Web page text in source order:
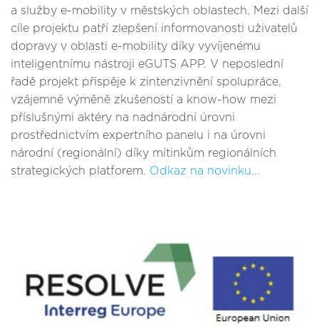
a služby e-mobility v městských oblastech. Mezi další
cíle projektu patří zlepšení informovanosti uživatelů
dopravy v oblasti e-mobility díky vyvíjenému
inteligentnímu nástroji eGUTS APP. V neposlední
řadě projekt přispěje k zintenzivnění spolupráce,
vzájemné výměně zkušeností a know-how mezi
příslušnými aktéry na nadnárodní úrovni
prostřednictvím expertního panelu i na úrovni
národní (regionální) díky mítinkům regionálních
strategických platforem. Odkaz na novinku...